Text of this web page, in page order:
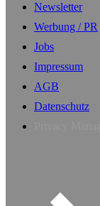
Newsletter
Werbung / PR
Jobs
Impressum
AGB
Datenschutz